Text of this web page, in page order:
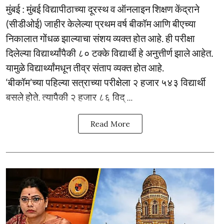
मुंबई : मुंबई विद्यापीठाच्या दूरस्थ व ऑनलाइन शिक्षण केंद्राने
(सीडीओई) जाहीर केलेल्या प्रथम वर्ष बीकॉम आणि बीएच्या
निकालात गोंधळ झाल्याचा संशय व्यक्त होत आहे. ही परीक्षा
दिलेल्या विद्यार्थ्यांपैकी ८० टक्के विद्यार्थी हे अनुत्तीर्ण झाले आहेत.
यामुळे विद्यार्थ्यांमधून तीव्र संताप व्यक्त होत आहे.
‘बीकॉम’च्या पहिल्या सत्राच्या परीक्षेला २ हजार ५४३ विद्यार्थी
बसले होते. त्यापैकी २ हजार ८६ विद् ...
Read More